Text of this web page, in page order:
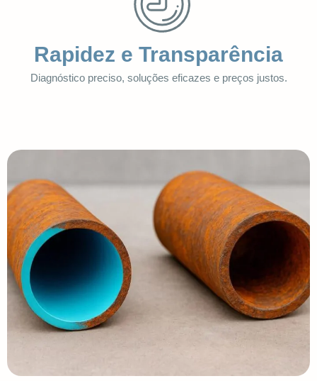
Rapidez e Transparência
Diagnóstico preciso, soluções eficazes e preços justos.